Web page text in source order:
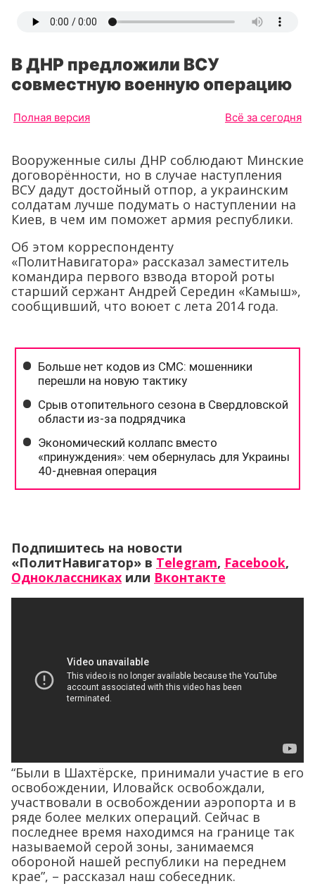
В ДНР предложили ВСУ
совместную военную операцию
Полная версия Всё за сегодня
Вооруженные силы ДНР соблюдают Минские
договорённости, но в случае наступления
ВСУ дадут достойный отпор, а украинским
солдатам лучше подумать о наступлении на
Киев, в чем им поможет армия республики.
Об этом корреспонденту
«ПолитНавигатора» рассказал заместитель
командира первого взвода второй роты
старший сержант Андрей Середин «Камыш»,
сообщивший, что воюет с лета 2014 года.
Подпишитесь на новости
«ПолитНавигатор» в Telegram, Facebook,
Одноклассниках или Вконтакте
“Были в Шахтёрске, принимали участие в его
освобождении, Иловайск освобождали,
участвовали в освобождении аэропорта и в
ряде более мелких операций. Сейчас в
последнее время находимся на границе так
называемой серой зоны, занимаемся
обороной нашей республики на переднем
крае”, – рассказал наш собеседник.